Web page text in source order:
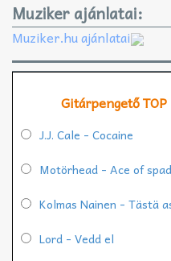
Muziker ajánlatai:
Muziker.hu ajánlatai
Gitárpengető
J.J. Cale - Cocaine
Motörhead - Ace of
Kolmas Nainen - Tästä
Lord - Vedd el